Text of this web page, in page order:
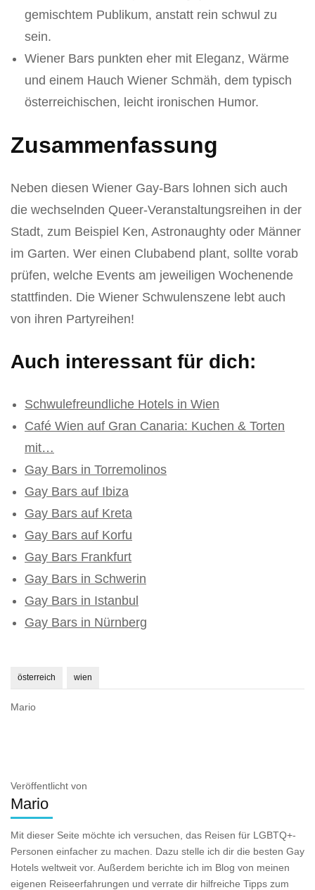
gemischtem Publikum, anstatt rein schwul zu
sein.
Wiener Bars punkten eher mit Eleganz, Wärme
und einem Hauch Wiener Schmäh, dem typisch
österreichischen, leicht ironischen Humor.
Zusammenfassung
Neben diesen Wiener Gay-Bars lohnen sich auch
die wechselnden Queer-Veranstaltungsreihen in der
Stadt, zum Beispiel Ken, Astronaughty oder Männer
im Garten. Wer einen Clubabend plant, sollte vorab
prüfen, welche Events am jeweiligen Wochenende
stattfinden. Die Wiener Schwulenszene lebt auch
von ihren Partyreihen!
Auch interessant für dich:
Schwulefreundliche Hotels in Wien
Café Wien auf Gran Canaria: Kuchen & Torten
mit…
Gay Bars in Torremolinos
Gay Bars auf Ibiza
Gay Bars auf Kreta
Gay Bars auf Korfu
Gay Bars Frankfurt
Gay Bars in Schwerin
Gay Bars in Istanbul
Gay Bars in Nürnberg
österreich wien
Mario
Veröffentlicht von
Mario
Mit dieser Seite möchte ich versuchen, das Reisen für LGBTQ+-
Personen einfacher zu machen. Dazu stelle ich dir die besten Gay
Hotels weltweit vor. Außerdem berichte ich im Blog von meinen
eigenen Reiseerfahrungen und verrate dir hilfreiche Tipps zum